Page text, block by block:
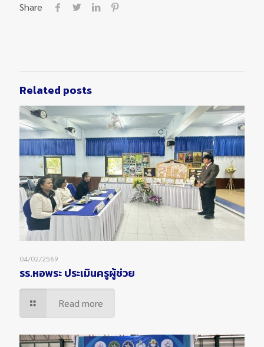
Share
Related posts
04/02/2569
รร.หอพระ ประเมินครูผู้ช่วย
Read more